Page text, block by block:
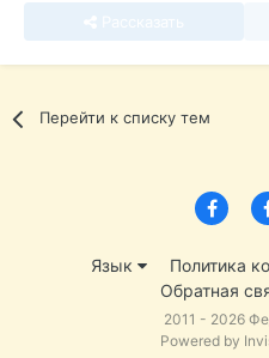
Перейти к списку тем
Язык
Политика
Обратная
2011 - 2026
Powered by